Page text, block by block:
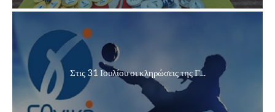
Στις 31 Ιουλίου οι κληρώσεις της Γ...